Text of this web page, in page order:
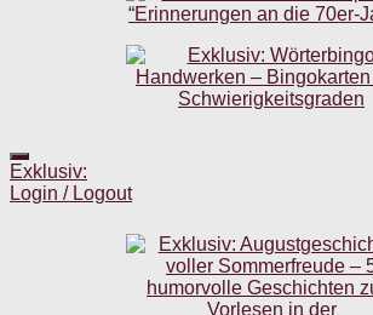
Exklusiv:
Login / Logout